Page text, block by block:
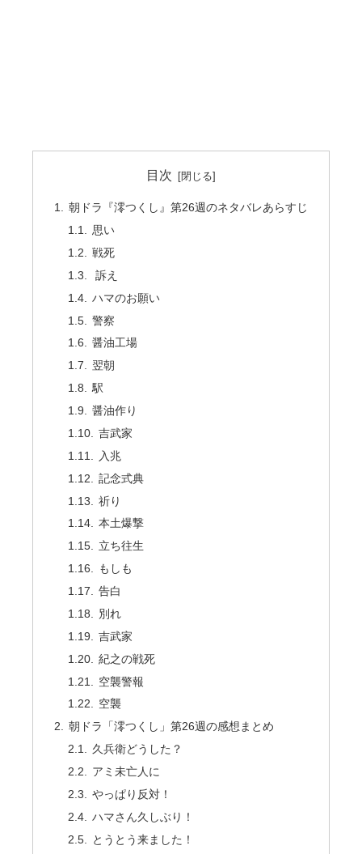
目次
朝ドラ『澪つくし』第26週のネタバレあらすじ
思い
戦死
訴え
ハマのお願い
警察
醤油工場
翌朝
駅
醤油作り
吉武家
入兆
記念式典
祈り
本土爆撃
立ち往生
もしも
告白
別れ
吉武家
紀之の戦死
空襲警報
空襲
朝ドラ「澪つくし」第26週の感想まとめ
久兵衛どうした？
アミ未亡人に
やっぱり反対！
ハマさん久しぶり！
とうとう来ました！